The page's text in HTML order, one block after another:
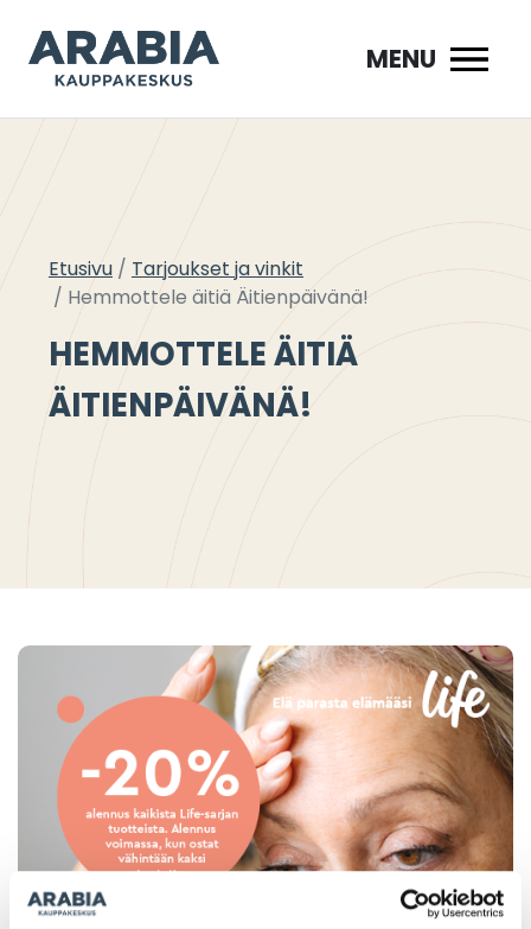
sisältöön
MENU
Etusivu
Tarjoukset ja vinkit
Hemmottele äitiä Äitienpäivänä!
HEMMOTTELE ÄITIÄ
ÄITIENPÄIVÄNÄ!